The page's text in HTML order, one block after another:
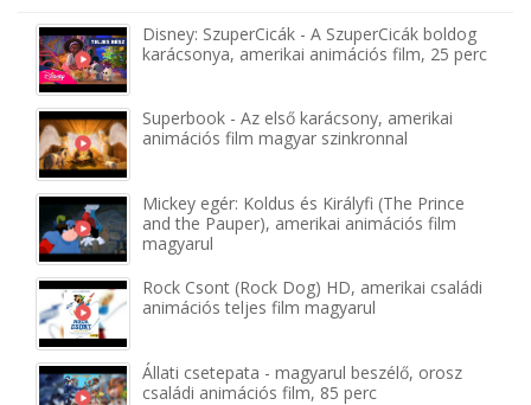
Disney: SzuperCicák - A SzuperCicák boldog
karácsonya, amerikai animációs film, 25 perc
Superbook - Az első karácsony, amerikai
animációs film magyar szinkronnal
Mickey egér: Koldus és Királyfi (The Prince
and the Pauper), amerikai animációs film
magyarul
Rock Csont (Rock Dog) HD, amerikai családi
animációs teljes film magyarul
Állati csetepata - magyarul beszélő, orosz
családi animációs film, 85 perc